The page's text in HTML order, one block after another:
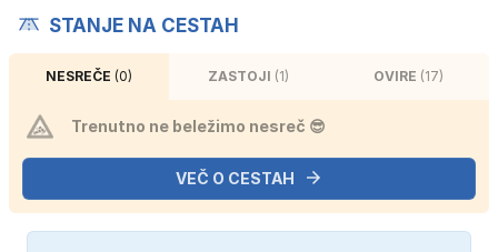
STANJE NA CESTAH
NESREČE (0) ZASTOJI (1) OVIRE (17)
Trenutno ne beležimo nesreč 😎
VEČ O CESTAH